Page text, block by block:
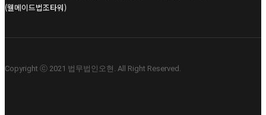
(웰메이드법조타워)
Copyright ⓒ 2021 법무법인오현. All Right Reserved.